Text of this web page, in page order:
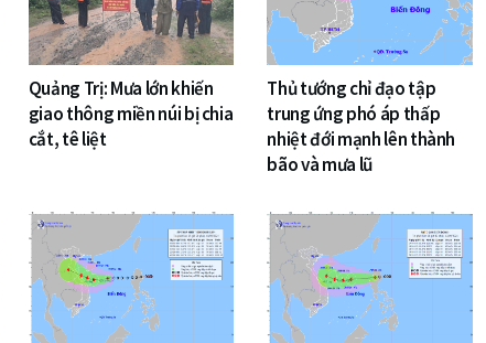
Quảng Trị: Mưa lớn khiến
giao thông miền núi bị chia
cắt, tê liệt
Thủ tướng chỉ đạo tập
trung ứng phó áp thấp
nhiệt đới mạnh lên thành
bão và mưa lũ